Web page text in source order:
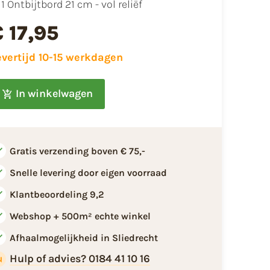
1 Ontbijtbord 21 cm - vol reliëf
17,95
10-15 werkdagen
In winkelwagen
Gratis verzending boven € 75,-
Snelle levering door eigen voorraad
Klantbeoordeling 9,2
Webshop + 500m² echte winkel
Afhaalmogelijkheid in Sliedrecht
Hulp of advies? 0184 41 10 16